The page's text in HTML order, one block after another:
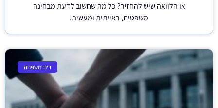
או הלוואה שיש להחזיר? כל מה שחשוב לדעת מבחינה
משפטית, ראייתית ומעשית.
דיני משפחה